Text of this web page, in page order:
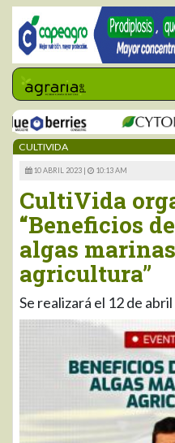
CULTIVIDA
10 ABRIL 2023 | 10:13 AM
CultiVida
“Beneficios
algas
agricultura”
Se realizará el 12 de